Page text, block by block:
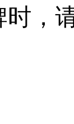
时，